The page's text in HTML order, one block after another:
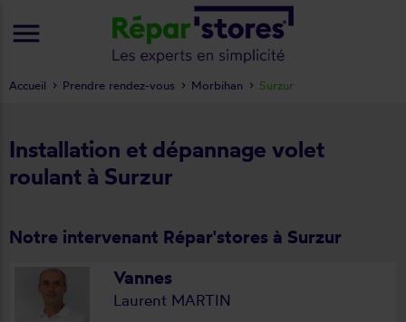
Installation et dépannage volet
roulant à Surzur
Notre intervenant Répar'stores à Surzur
Vannes
Laurent MARTIN
Accueil Prendre rendez-vous Morbihan Surzur
menu